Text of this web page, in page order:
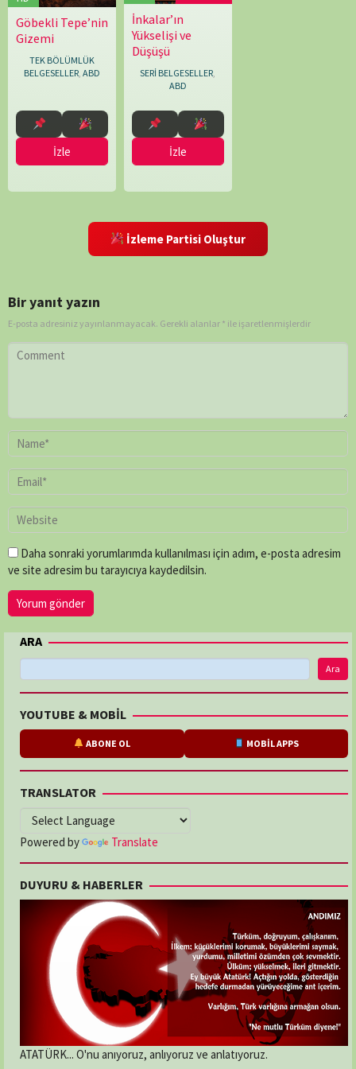
Göbekli Tepe’nin
Gizemi
TEK BÖLÜMLÜK
BELGESELLER, ABD
25.02.2026
Simon
Rawles
İzle
İnkalar’ın
Yükselişi ve
Düşüşü
SERİ BELGESELLER
ABD
14.12.2025
Thibaud
Marchand
İzle
İzleme Partisi Oluştur
Bir yanıt yazın
E-posta adresiniz yayınlanmayacak. Gerekli alanlar * ile işaretlenmişlerdir
Daha sonraki yorumlarımda kullanılması için adım, e-posta adresim
ve site adresim bu tarayıcıya kaydedilsin.
ARA
Ara
YOUTUBE & MOBİL
ABONE OL MOBİL APPS
TRANSLATOR
Powered by Translate
DUYURU & HABERLER
ATATÜRK... O'nu anıyoruz, anlıyoruz ve anlatıyoruz.